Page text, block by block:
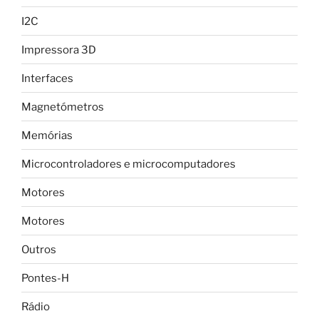
I2C
Impressora 3D
Interfaces
Magnetómetros
Memórias
Microcontroladores e microcomputadores
Motores
Motores
Outros
Pontes-H
Rádio